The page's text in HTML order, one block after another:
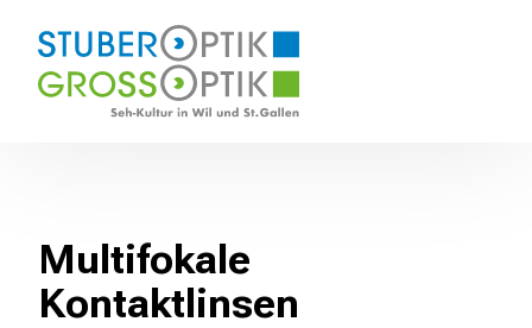
Angebot
Schutzbrillen
Fragen und Antworten
Über uns Kontakt
Multifokale
Kontaktlinsen